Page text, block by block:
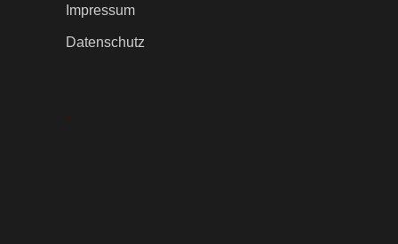
Impressum
Datenschutz
.